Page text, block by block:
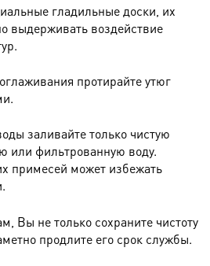
гладильные доски, их
выдерживать воздействие
протирайте утюг
заливайте только чистую
или фильтрованную воду.
примесей может избежать
Вы не только сохраните чистоту
продлите его срок службы.